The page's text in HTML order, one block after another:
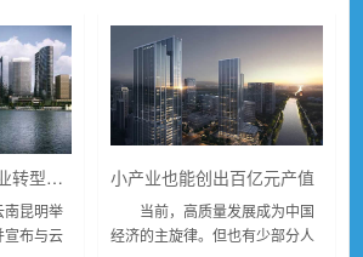
全域兴趣电商促产业转型升级
昆明举
宣布与云
小产业也能创出百亿元产值
当前，高质量发展成为中国
经济的主旋律。但也有少部分人